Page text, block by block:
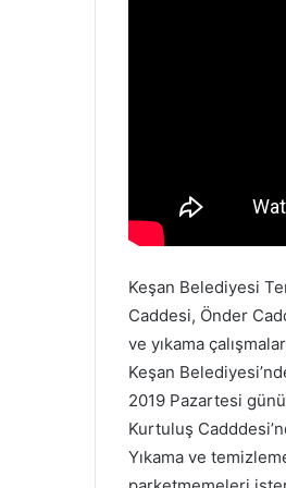
Keşan Belediyesi
Caddesi, Önder
ve yıkama
Keşan
2019 Pazartesi
Kurtuluş
Yıkama ve